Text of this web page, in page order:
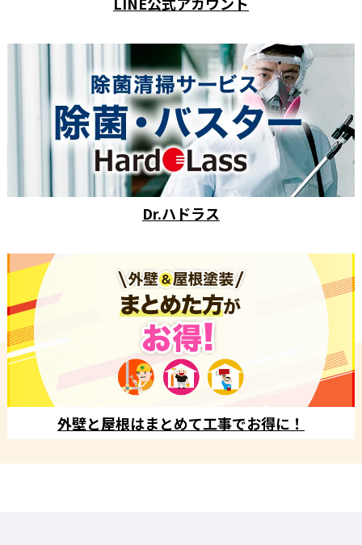
Dr.ハドラス
外壁と屋根はまとめて工事でお得に！